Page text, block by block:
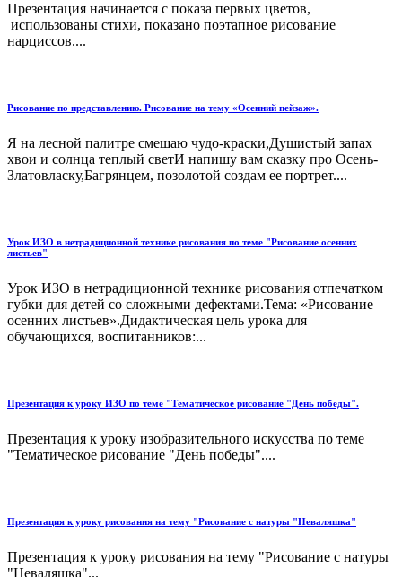
Презентация начинается с показа первых цветов,
использованы стихи, показано поэтапное рисование
нарциссов....
Рисование по представлению. Рисование на тему «Осенний пейзаж».
Я на лесной палитре смешаю чудо-краски,Душистый запах
хвои и солнца теплый светИ напишу вам сказку про Осень-
Златовласку,Багрянцем, позолотой создам ее портрет....
Урок ИЗО в нетрадиционной технике рисования по теме "Рисование осенних
листьев"
Урок ИЗО в нетрадиционной технике рисования отпечатком
губки для детей со сложными дефектами.Тема: «Рисование
осенних листьев».Дидактическая цель урока для
обучающихся, воспитанников:...
Презентация к уроку ИЗО по теме "Тематическое рисование "День победы".
Презентация к уроку изобразительного искусства по теме
"Тематическое рисование "День победы"....
Презентация к уроку рисования на тему "Рисование с натуры "Неваляшка"
Презентация к уроку рисования на тему "Рисование с натуры
"Неваляшка"...